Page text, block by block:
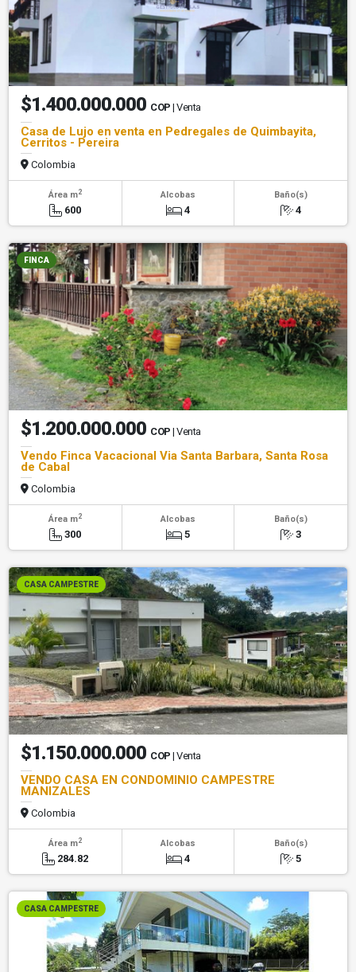
$1.400.000.000 COP | Venta
Casa de Lujo en venta en Pedregales de Quimbayita,
Cerritos - Pereira
Colombia
Área m2
600
Alcobas
4
Baño(s)
4
FINCA
$1.200.000.000 COP | Venta
Vendo Finca Vacacional Via Santa Barbara, Santa Rosa
de Cabal
Colombia
Área m2
300
Alcobas
5
Baño(s)
3
CASA CAMPESTRE
$1.150.000.000 COP | Venta
VENDO CASA EN CONDOMINIO CAMPESTRE
MANIZALES
Colombia
Área m2
284.82
Alcobas
4
Baño(s)
5
CASA CAMPESTRE